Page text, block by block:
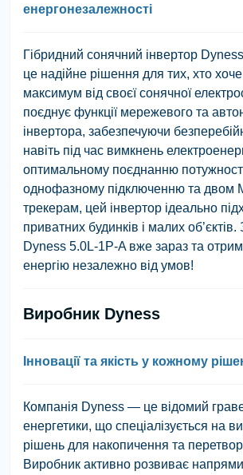
енергонезалежності
Гібридний сонячний інвертор
це надійне рішення для тих, хто
максимум від своєї сонячної
поєднує функції мережевого та
інвертора, забезпечуючи
навіть під час вимкнень
оптимальному поєднанню
однофазному підключенню та двом
трекерам, цей інвертор ідеально
приватних будинків і малих
Dyness 5.0L-1P-A вже зараз та
енергію незалежно від умов!
Виробник Dyness
Інновації та якість у кожному
Компанія Dyness — це відомий
енергетики, що спеціалізується на
рішень для накопичення та
Виробник активно розвиває